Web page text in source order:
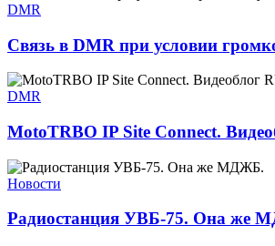
DMR
Связь в DMR при условии
DMR
MotoTRBO IP Site Connect.
Новости
Радиостанция УВБ-75. Она же